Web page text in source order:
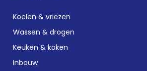
Koelen & vriezen
Wassen & drogen
Keuken & koken
Inbouw